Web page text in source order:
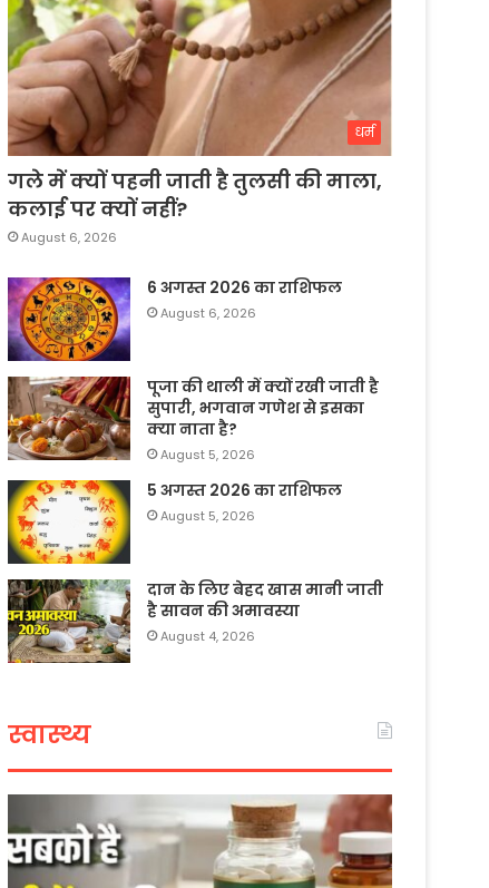
धर्म
गले में क्यों पहनी जाती है तुलसी की माला,
कलाई पर क्यों नहीं?
August 6, 2026
6 अगस्त 2026 का राशिफल
August 6, 2026
पूजा की थाली में क्यों रखी जाती है
सुपारी, भगवान गणेश से इसका
क्या नाता है?
August 5, 2026
5 अगस्त 2026 का राशिफल
August 5, 2026
दान के लिए बेहद खास मानी जाती
है सावन की अमावस्या
August 4, 2026
स्वास्थ्य